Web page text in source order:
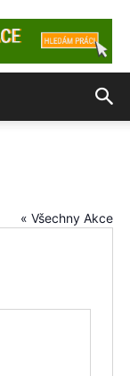
« Všechny Akce